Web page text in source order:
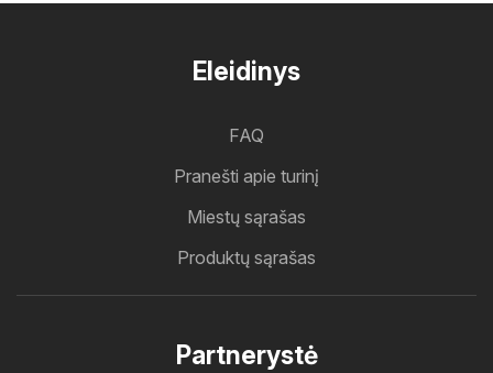
Eleidinys
FAQ
Pranešti apie turinį
Miestų sąrašas
Produktų sąrašas
Partnerystė